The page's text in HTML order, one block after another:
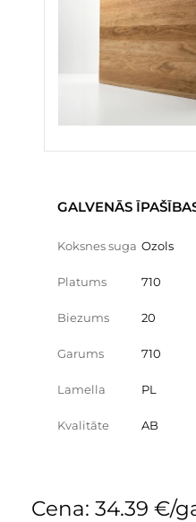
GALVENĀS
Koksnes suga Ozols
Platums 710
Biezums 20
Garums 710
Lamella PL
Kvalitāte AB
Cena: 34.39 €/